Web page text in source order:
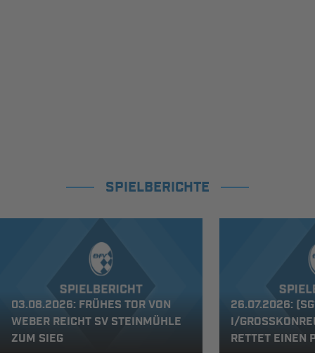
SPIELBERICHTE
03.08.2026: FRÜHES TOR VON
WEBER REICHT SV STEINMÜHLE
ZUM SIEG
26.07.2026:
I/
ETTET EINEN